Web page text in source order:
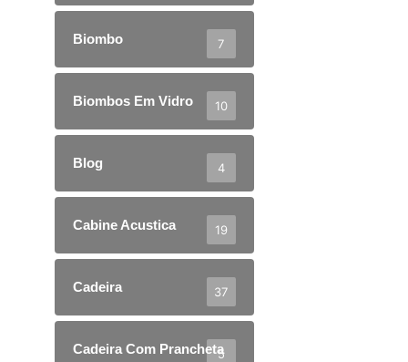
Biombo 7
Biombos Em Vidro 10
Blog 4
Cabine Acustica 19
Cadeira 37
Cadeira Com Prancheta
5